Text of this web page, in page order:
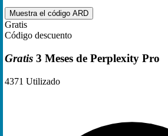
Muestra el código ARD
Gratis
Código descuento
Gratis 3 Meses de Perplexity Pro
4371 Utilizado